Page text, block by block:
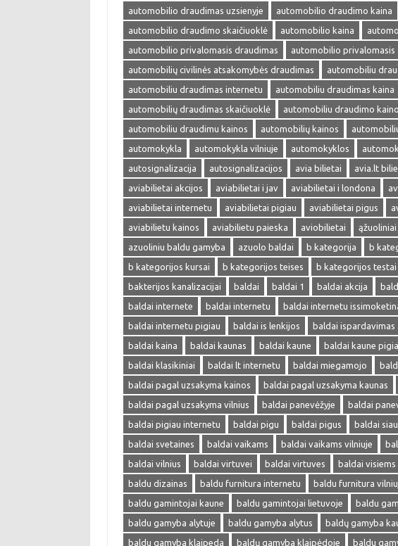
automobilio draudimas uzsienyje
automobilio draudimo kaina
automobilio draudimo skaičiuoklė
automobilio kaina
automobilio privalomasis draudimas
automobilio privalomasis
automobilių civilinės atsakomybės draudimas
automobiliu
automobiliu draudimas internetu
automobiliu draudimas kaina
automobilių draudimas skaičiuoklė
automobiliu draudimo
automobiliu draudimu kainos
automobilių kainos
automokykla
automokykla vilniuje automokyklos
autosignalizacija
autosignalizacijos avia bilietai avia.lt
aviabilietai akcijos
aviabilietai i jav aviabilietai i londona
aviabilietai internetu
aviabilietai pigiau aviabilietai pigus
aviabilietu kainos
aviabilietu paieska aviobilietai
azuoliniu baldu gamyba
azuolo baldai b kategorija b
b kategorijos kursai
b kategorijos teises b kategorijos testai
bakterijos kanalizacijai
baldai baldai 1 baldai akcija
baldai internete
baldai internetu baldai internetu
baldai internetu pigiau
baldai is lenkijos baldai ispardavimas
baldai kaina
baldai kaunas baldai kaune baldai kaune
baldai klasikiniai
baldai lt internetu baldai miegamojo
baldai pagal uzsakyma kainos
baldai pagal uzsakyma kaunas
baldai pagal uzsakyma vilnius
baldai panevėžyje baldai
baldai pigiau internetu
baldai pigu baldai pigus baldai
baldai svetaines
baldai vaikams baldai vaikams vilniuje
baldai vilnius
baldai virtuvei baldai virtuves baldai visiems
baldu dizainas
baldu furnitura internetu baldu furnitura
baldu gamintojai kaune
baldu gamintojai lietuvoje baldu
baldu gamyba alytuje
baldu gamyba alytus baldų gamyba
baldu gamyba klaipeda
baldų gamyba klaipėdoje
baldu